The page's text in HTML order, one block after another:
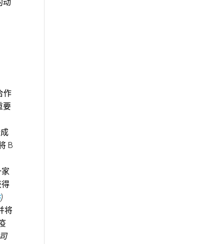
动
作
要
B
)
将